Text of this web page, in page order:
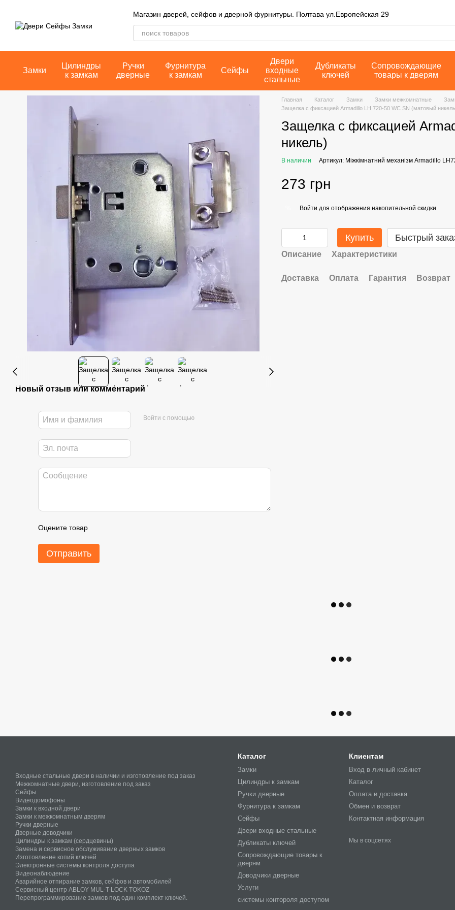
Магазин дверей, сейфов и дверной фурнитуры. Полтава ул.Европейская 29
Замки
Цилиндры
к замкам
Ручки
дверные
Фурнитура
к замкам
Сейфы
Двери
входные
стальные
Дубликаты
ключей
Сопровождающие
товары к дверям
Новый отзыв или комментарий
Войти с помощью
Оцените товар
Отправить
Главная Каталог Замки Замки межкомнатные
Защелка с фиксацией Armadillo LH 720-50 WC SN (матовый
Защелка с фиксацией
никель)
В наличии Артикул: Міжкімнатний механізм Armadillo
273 грн
Войти для отображения накопительной скидки
Купить Быстрый
Описание Характеристики
Доставка Оплата Гарантия Возврат
Входные стальные двери в наличии и изготовление под заказ
Межкомнатные двери, изготовление под заказ
Сейфы
Видеодомофоны
Замки к входной двери
Замки к межкомнатным дверям
Ручки дверные
Дверные доводчики
Цилиндры к замкам (сердцевины)
Замена и сервисное обслуживание дверных замков
Изготовление копий ключей
Электронные системы контроля доступа
Видеонаблюдение
Аварийное отпирание замков, сейфов и автомобилей
Сервисный центр ABLOY MUL-T-LOCK TOKOZ
Перепрограммирование замков под один комплект ключей.
Каталог
Замки
Цилиндры к замкам
Ручки дверные
Фурнитура к замкам
Сейфы
Двери входные стальные
Дубликаты ключей
Сопровождающие товары к
дверям
Доводчики дверные
Услуги
системы контороля доступом
Клиентам
Вход в личный кабинет
Каталог
Оплата и доставка
Обмен и возврат
Контактная информация
Мы в соцсетях